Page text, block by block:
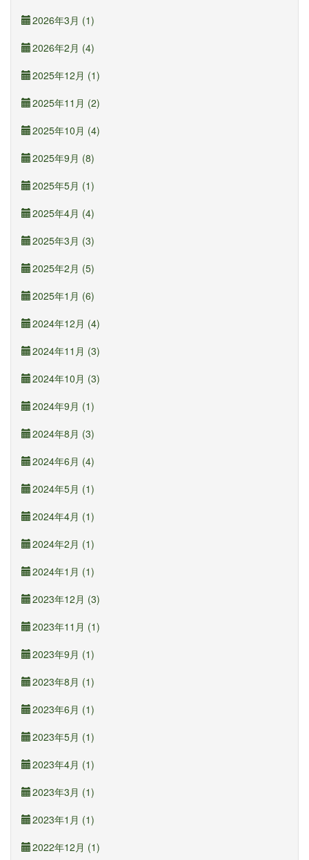
2026年3月 (1)
2026年2月 (4)
2025年12月 (1)
2025年11月 (2)
2025年10月 (4)
2025年9月 (8)
2025年5月 (1)
2025年4月 (4)
2025年3月 (3)
2025年2月 (5)
2025年1月 (6)
2024年12月 (4)
2024年11月 (3)
2024年10月 (3)
2024年9月 (1)
2024年8月 (3)
2024年6月 (4)
2024年5月 (1)
2024年4月 (1)
2024年2月 (1)
2024年1月 (1)
2023年12月 (3)
2023年11月 (1)
2023年9月 (1)
2023年8月 (1)
2023年6月 (1)
2023年5月 (1)
2023年4月 (1)
2023年3月 (1)
2023年1月 (1)
2022年12月 (1)